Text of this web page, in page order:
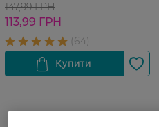
147,99 ГРН
113,99 ГРН